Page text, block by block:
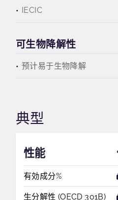
IECIC
可生物降解性
预计易于生物降解
典型
性能
有効成分%
生分解性 (OECD 301B)